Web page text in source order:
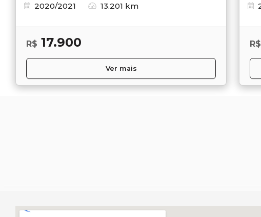
2020/2021
13.201 km
R$ 17.900
Ver mais
R$